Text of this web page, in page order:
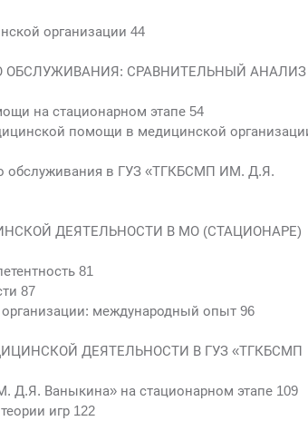
организации 44
СРАВНИТЕЛЬНЫЙ АНАЛИЗ
на стационарном этапе 54
помощи в медицинской
обслуживания в ГУЗ «ТГКБСМП ИМ. Д.Я.
ДЕЯТЕЛЬНОСТИ В МО (СТАЦИОНАРЕ)
81
87
международный опыт 96
ДЕЯТЕЛЬНОСТИ В ГУЗ «ТГКБСМП
Д.Я. Ваныкина» на стационарном этапе 109
игр 122